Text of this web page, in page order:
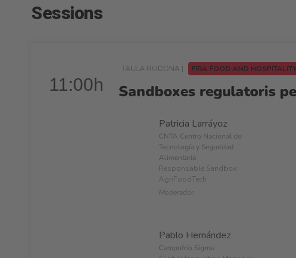
Sessions
11:00h
TAULA RODONA | FIRA FOOD AND
Sandboxes regulatoris
Patricia Larráyoz
CNTA Centro Nacional de
Tecnología y Seguridad
Alimentaria
Responsable Sandbox
AgriFoodTech
Moderador
Pablo Hernández
Campofrío Sigma